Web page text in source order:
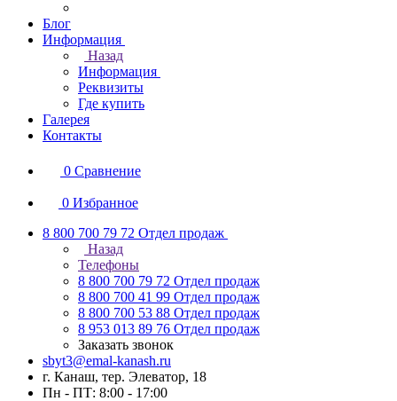
Блог
Информация
Назад
Информация
Реквизиты
Где купить
Галерея
Контакты
0 Сравнение
0 Избранное
8 800 700 79 72 Отдел продаж
Назад
Телефоны
8 800 700 79 72 Отдел продаж
8 800 700 41 99 Отдел продаж
8 800 700 53 88 Отдел продаж
8 953 013 89 76 Отдел продаж
Заказать звонок
sbyt3@emal-kanash.ru
г. Канаш, тер. Элеватор, 18
Пн - ПТ: 8:00 - 17:00